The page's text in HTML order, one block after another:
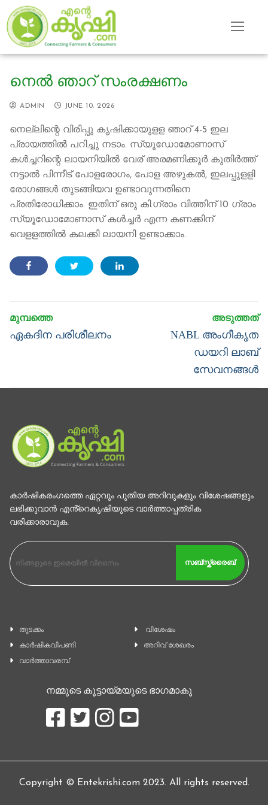
Skip
to
content
നെൽ ഞാറ് സംരക്ഷണം
ADMIN JUNE 10, 2026
നെല്ലിന്റെ വിരിപ്പു കൃഷിക്കായുളള ഞാറ് 4-5 ഇല
പ്രായത്തിൽ പറിച്ചു നടാം. സ്യൂഡോമോണാസ്
കൾച്ചറിന്റെ ലായനിയിൽ വേര് അരമണിക്കൂർ കുതിർത്ത്
നട്ടാൽ പിന്നീട് പോളരോഗം, പോള അഴുകൽ, ഇലപ്പുളളി
രോഗങ്ങൾ തുടങ്ങിയവ ഉണ്ടാവുന്നതിനെ
പ്രതിരോധിക്കാം. ഇതിന് ഒരു കി.ഗ്രാം വിത്തിന് 10 ഗ്രാം
സ്യൂഡോമോണാസ് കൾച്ചർ എന്ന കണക്കിന്
വെളളത്തിൽ കലക്കി ലായനി ഉണ്ടാക്കാം.
navigation
Previous
ഏകദിന പരിശീലനം
Next
NABL അംഗീകൃത
ഡയറി ലാബ്
സേവനങ്ങൾ
കാര്‍ഷികരംഗത്തെ ഏറ്റവും പുതിയ അറിവുകളും വിശേഷങ്ങളും
ലഭിക്കുവാന്‍ എൻ്റെകൃഷിയുടെ വാര്‍ത്താപ്പത്രിക
വരിക്കാരാവുക.
സബ്സ്ക്രൈബ്
തുടക്കം
കാ‍ർഷികവിപണി
വാര്‍ത്താവരമ്പ്
വിശേഷം
അറിവ് ശേഖരം
നമ്മുടെ കൂട്ടായ്മയുടെ ഭാഗമാകൂ
Copyright © Entekrishi.com 2023. All rights reserved.